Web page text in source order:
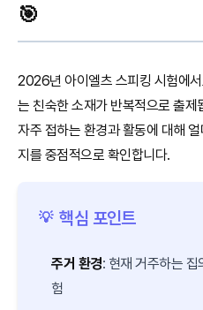
🎯
2026년 아이엘츠 스피킹 시험에
는 친숙한 소재가 반복적으로 출
자주 접하는 환경과 활동에 대해
지를 중점적으로 확인합니다.
💡 핵심 포인트
주거 환경: 현재 거주하는
험